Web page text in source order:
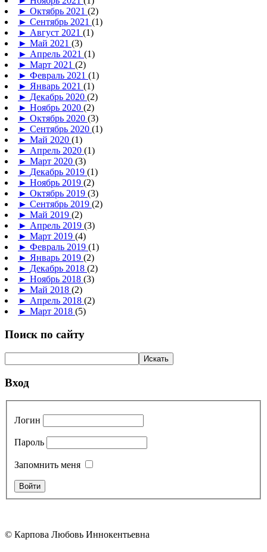
► Октябрь 2021 (2)
► Сентябрь 2021 (1)
► Август 2021 (1)
► Май 2021 (3)
► Апрель 2021 (1)
► Март 2021 (2)
► Февраль 2021 (1)
► Январь 2021 (1)
► Декабрь 2020 (2)
► Ноябрь 2020 (2)
► Октябрь 2020 (3)
► Сентябрь 2020 (1)
► Май 2020 (1)
► Апрель 2020 (1)
► Март 2020 (3)
► Декабрь 2019 (1)
► Ноябрь 2019 (2)
► Октябрь 2019 (3)
► Сентябрь 2019 (2)
► Май 2019 (2)
► Апрель 2019 (3)
► Март 2019 (4)
► Февраль 2019 (1)
► Январь 2019 (2)
► Декабрь 2018 (2)
► Ноябрь 2018 (3)
► Май 2018 (2)
► Апрель 2018 (2)
► Март 2018 (5)
Поиск по сайту
Вход
Логин
Пароль
Запомнить меня
© Карпова Любовь Иннокентьевна